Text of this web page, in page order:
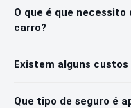
O que é que necessito
carro?
Existem alguns custos
Que tipo de seguro é